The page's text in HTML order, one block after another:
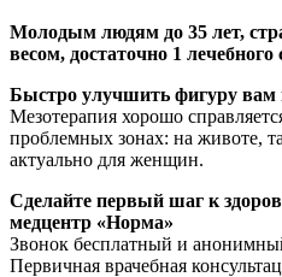
Молодым людям до 35 лет,
весом, достаточно 1 лечебного
Быстро улучшить фигуру вам
Мезотерапия хорошо
проблемных зонах: на животе,
актуально для женщин.
Сделайте первый шаг к
медцентр «Норма»
Звонок бесплатный и
Первичная врачебная